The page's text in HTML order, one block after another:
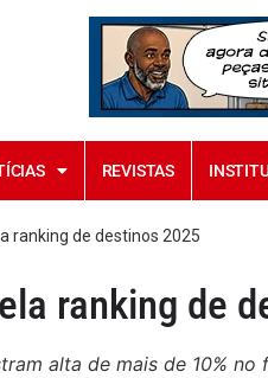
REVISTAS
ranking de destinos 2025
ranking de
alta de mais de 10%